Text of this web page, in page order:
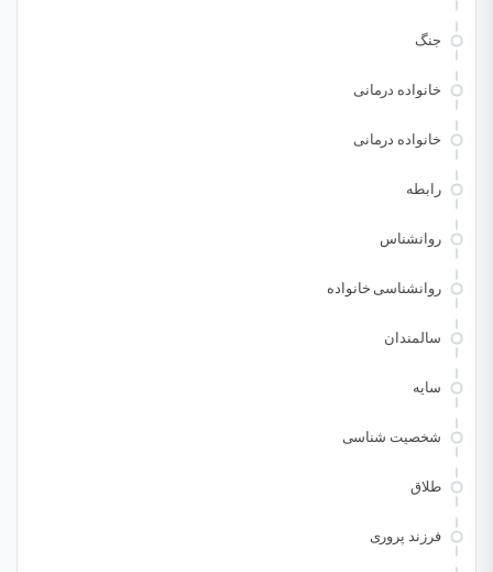
جنگ
خانواده درمانی
خانواده درمانی
رابطه
روانشناس
روانشناسی خانواده
سالمندان
سایه
شخصیت شناسی
طلاق
فرزند پروری